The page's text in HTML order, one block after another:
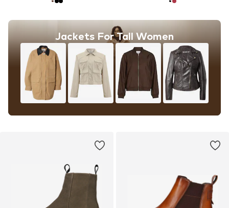
Jackets For Tall Women